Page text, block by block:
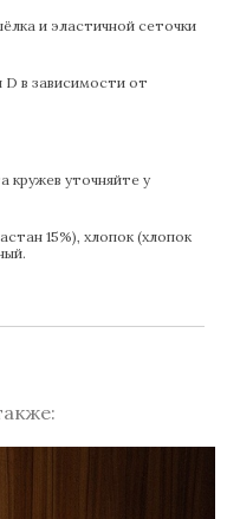
и эластичной сеточки
D в зависимости от
кружев уточняйте у
15%), хлопок (хлопок